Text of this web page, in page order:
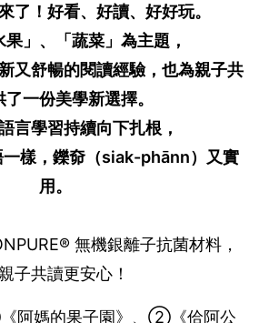
了！好看、好讀、好好玩。
」、「蔬菜」為主題，
又舒暢的閱讀經驗，也為親子共
一份美學新選擇。
言學習持續向下扎根，
一樣，鑠奅（siak-phānn）又實
用。
無機銀離子抗菌材料，
子共讀更安心！
阿媽的果子園》、②《佮阿公